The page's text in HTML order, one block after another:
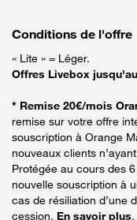
Conditions de l'offre
« Lite » = Léger.
Offres Livebox
* Remise 20€/mois
remise sur votre offre
souscription à Orange
nouveaux clients
Protégée au cours des
nouvelle souscription à
cas de résiliation d’une
cession. En savoir plus.